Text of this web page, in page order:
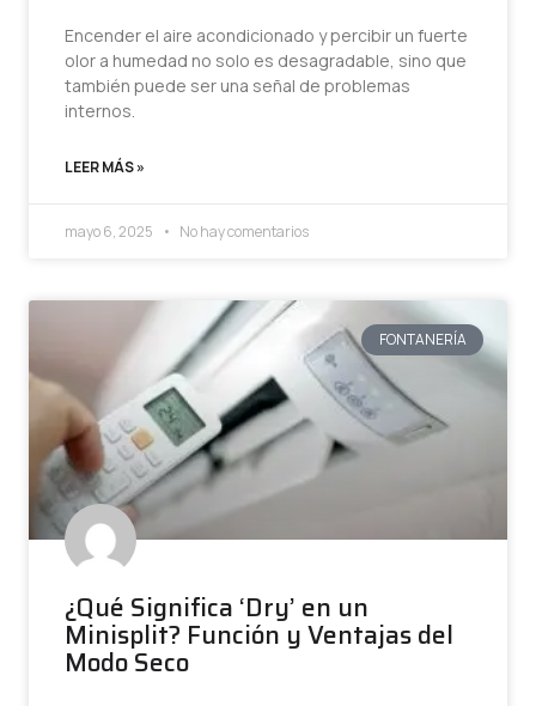
Encender el aire acondicionado y percibir un fuerte
olor a humedad no solo es desagradable, sino que
también puede ser una señal de problemas
internos.
LEER MÁS »
mayo 6, 2025 No hay comentarios
FONTANERÍA
¿Qué Significa ‘Dry’ en un
Minisplit? Función y Ventajas del
Modo Seco